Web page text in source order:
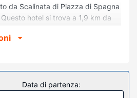
da Scalinata di Piazza di Spagna
hotel si trova a 1,9 km da
di frigorifero e TV a schermo
consente di restare in contatto
con canali via satellite è l'ideale
Data di partenza: